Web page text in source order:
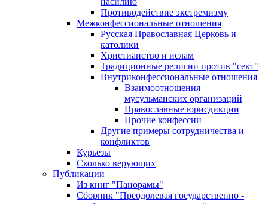
Противодействие экстремизму
Межконфессиональные отношения
Русская Православная Церковь и
католики
Христианство и ислам
Традиционные религии против "сект"
Внутриконфессиональные отношения
Взаимоотношения
мусульманских организаций
Православные юрисдикции
Прочие конфессии
Другие примеры сотрудничества и
конфликтов
Курьезы
Сколько верующих
Публикации
Из книг "Панорамы"
Сборник "Преодолевая государственно -